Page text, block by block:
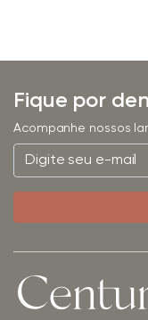
Fique por
Acompanhe nossos